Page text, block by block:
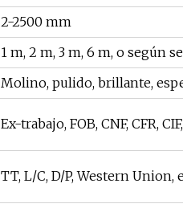
2-2500 mm
1 m, 2 m, 3 m, 6 m, o según
Molino, pulido, brillante,
Ex-trabajo, FOB, CNF, CFR,
TT, L/C, D/P, Western Union,